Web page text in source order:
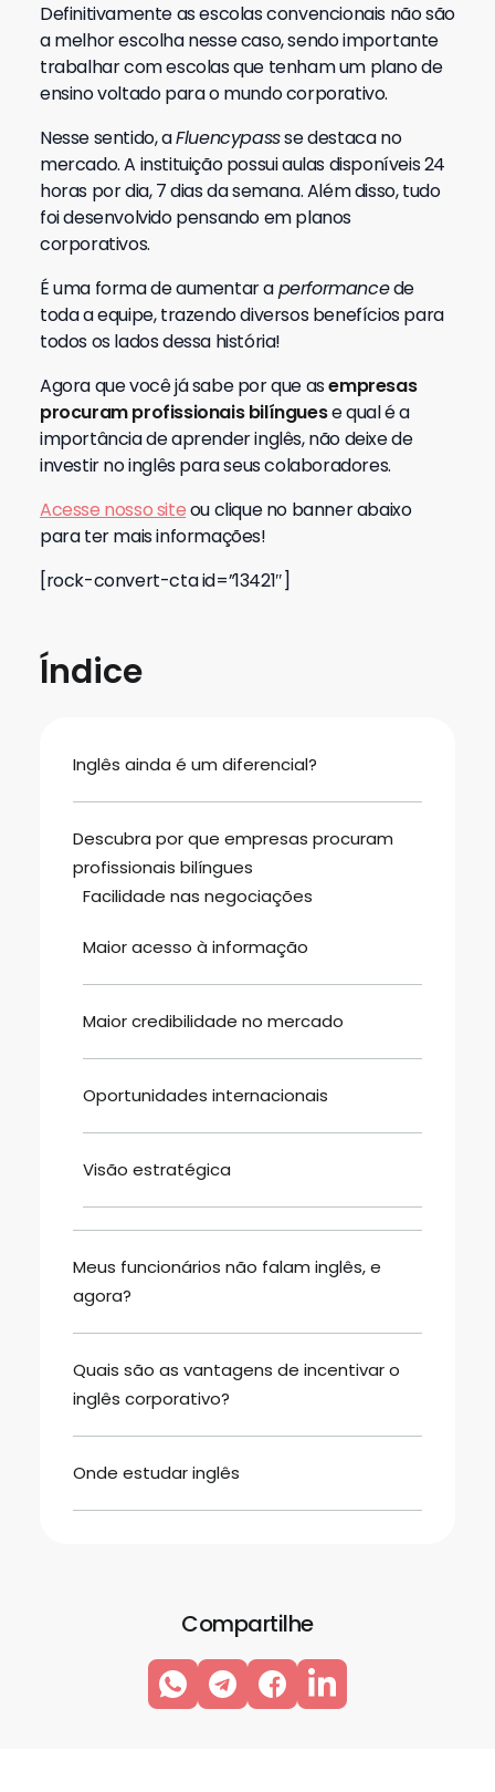
Definitivamente as escolas convencionais não são
a melhor escolha nesse caso, sendo importante
trabalhar com escolas que tenham um plano de
ensino voltado para o mundo corporativo.
Nesse sentido, aFluencypassse destaca no
mercado. A instituição possui aulas disponíveis 24
horas por dia, 7 dias da semana. Além disso, tudo
foi desenvolvido pensando em planos
corporativos.
É uma forma de aumentar aperformancede
toda a equipe, trazendo diversos benefícios para
todos os lados dessa história!
Agora que você já sabe por que asempresas
procuram profissionais bilínguese qual é a
importância de aprender inglês, não deixe de
investir no inglês para seus colaboradores.
Acesse nosso siteou clique no banner abaixo
para ter mais informações!
[rock-convert-cta id=”13421″]
Índice
Inglês ainda é um diferencial?
Descubra por que empresas procuram
profissionais bilíngues
Facilidade nas negociações
Maior acesso à informação
Maior credibilidade no mercado
Oportunidades internacionais
Visão estratégica
Meus funcionários não falam inglês, e
agora?
Quais são as vantagens de incentivar o
inglês corporativo?
Onde estudar inglês
Compartilhe